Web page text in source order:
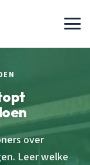
over
Leer welke